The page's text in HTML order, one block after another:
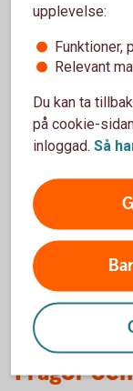
bankgiro-
Frågor
upplevelse:
Funktioner,
Relevant
Du kan ta
på cookie-
inloggad. Så